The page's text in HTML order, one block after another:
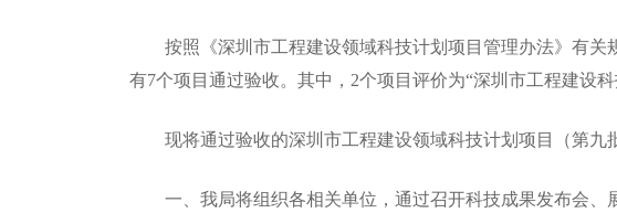
按照《深圳市工程建设领域科技计划项目管理办法》有关
有7个项目通过验收。其中，2个项目评价为“深圳市工程建设科
现将通过验收的深圳市工程建设领域科技计划项目（第九
一、我局将组织各相关单位，通过召开科技成果发布会、